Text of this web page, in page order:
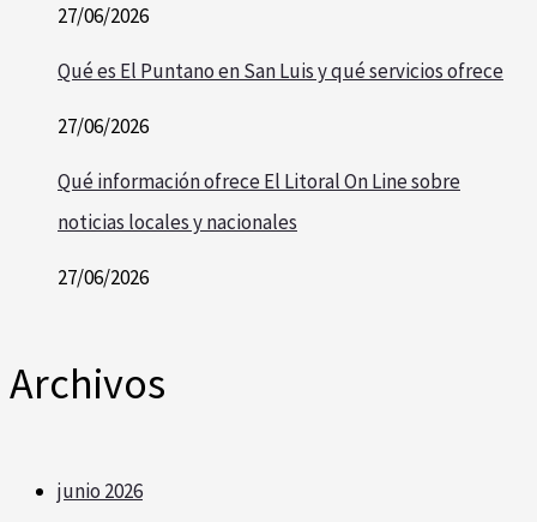
27/06/2026
Qué es El Puntano en San Luis y qué servicios ofrece
27/06/2026
Qué información ofrece El Litoral On Line sobre
noticias locales y nacionales
27/06/2026
Archivos
junio 2026